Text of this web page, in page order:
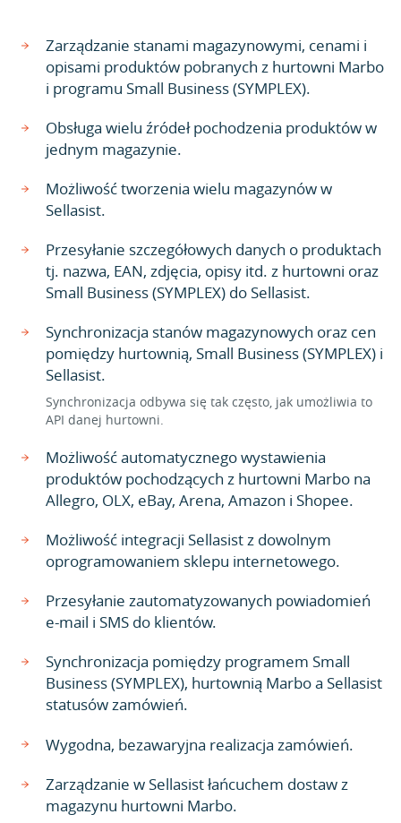
Zarządzanie stanami magazynowymi, cenami i
opisami produktów pobranych z hurtowni Marbo
i programu Small Business (SYMPLEX).
Obsługa wielu źródeł pochodzenia produktów w
jednym magazynie.
Możliwość tworzenia wielu magazynów w
Sellasist.
Przesyłanie szczegółowych danych o produktach
tj. nazwa, EAN, zdjęcia, opisy itd. z hurtowni oraz
Small Business (SYMPLEX) do Sellasist.
Synchronizacja stanów magazynowych oraz cen
pomiędzy hurtownią, Small Business (SYMPLEX) i
Sellasist.
Synchronizacja odbywa się tak często, jak umożliwia to
API danej hurtowni.
Możliwość automatycznego wystawienia
produktów pochodzących z hurtowni Marbo na
Allegro, OLX, eBay, Arena, Amazon i Shopee.
Możliwość integracji Sellasist z dowolnym
oprogramowaniem sklepu internetowego.
Przesyłanie zautomatyzowanych powiadomień
e-mail i SMS do klientów.
Synchronizacja pomiędzy programem Small
Business (SYMPLEX), hurtownią Marbo a Sellasist
statusów zamówień.
Wygodna, bezawaryjna realizacja zamówień.
Zarządzanie w Sellasist łańcuchem dostaw z
magazynu hurtowni Marbo.